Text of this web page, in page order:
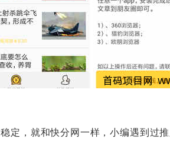
定，就和快分网一样，小编遇到过